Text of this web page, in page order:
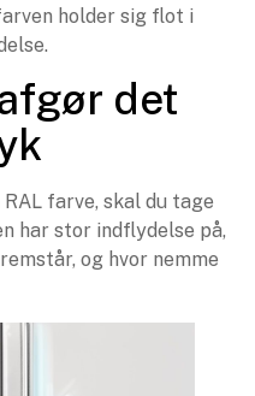
holder sig flot i
det
farve, skal du tage
har stor indflydelse på,
og hvor nemme